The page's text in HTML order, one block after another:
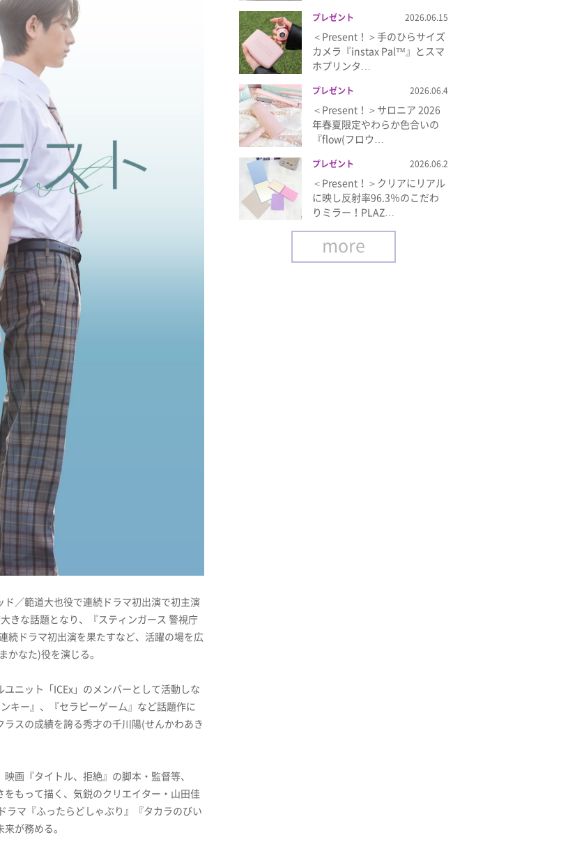
／範道大也役で連続ドラマ初出演で初主演
きな話題となり、『スティンガース 警視庁
続ドラマ初出演を果たすなど、活躍の場を広
なた)役を演じる。
ニット「ICEx」のメンバーとして活動しな
キー』、『セラピーゲーム』など話題作に
スの成績を誇る秀才の千川陽(せんかわあき
画『タイトル、拒絶』の脚本・監督等、
もって描く、気鋭のクリエイター・山田佳
マ『ふったらどしゃぶり』『タカラのびい
が務める。
プレゼント 2026.06.15
＜Present！＞手のひらサイズ
カメラ『instax Pal™』とスマ
ホプリンタ…
プレゼント 2026.06.4
＜Present！＞サロニア 2026
年春夏限定やわらか色合いの
『flow(フロウ…
プレゼント 2026.06.2
＜Present！＞クリアにリアル
に映し反射率96.3％のこだわ
りミラー！PLAZ…
more